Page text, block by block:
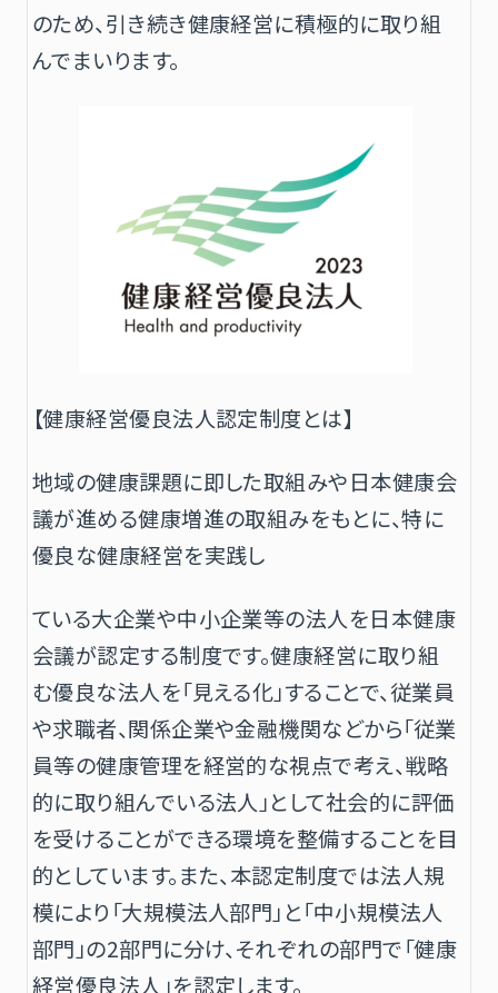
のため、引き続き健康経営に積極的に取り組
んでまいります。
【健康経営優良法人認定制度とは】
地域の健康課題に即した取組みや日本健康会
議が進める健康増進の取組みをもとに、特に
優良な健康経営を実践し
ている大企業や中小企業等の法人を日本健康
会議が認定する制度です。健康経営に取り組
む優良な法人を「見える化」することで、従業員
や求職者、関係企業や金融機関などから「従業
員等の健康管理を経営的な視点で考え、戦略
的に取り組んでいる法人」として社会的に評価
を受けることができる環境を整備することを目
的としています。また、本認定制度では法人規
模により「大規模法人部門」と「中小規模法人
部門」の2部門に分け、それぞれの部門で「健康
経営優良法人」を認定します。